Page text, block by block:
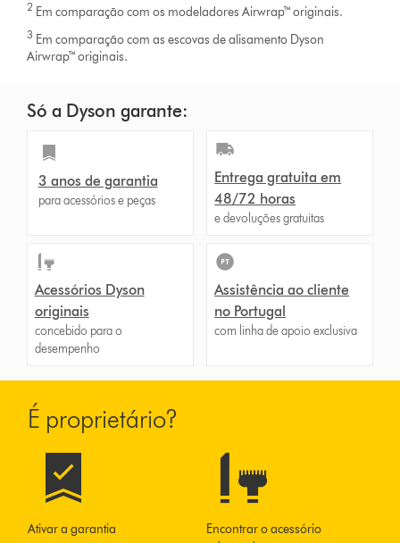
2 Em comparação com os modeladores Airwrap™ originais.
3 Em comparação com as escovas de alisamento Dyson
Airwrap™ originais.
Só a Dyson garante:
3 anos de garantia
para acessórios e peças
Entrega gratuita em
48/72 horas
e devoluções gratuitas
Acessórios Dyson
originais
concebido para o
desempenho
Assistência ao cliente
no Portugal
com linha de apoio exclusiva
É proprietário?
Ativar a garantia
Encontrar o acessório